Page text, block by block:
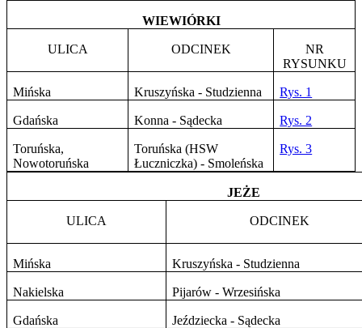
WIEWIÓRKI
ULICA ODCINEK
NR
RYSUNKU
Mińska Kruszyńska - Studzienna Rys. 1
Gdańska Konna - Sądecka Rys. 2
Toruńska,
Nowotoruńska
Toruńska (HSW
Łuczniczka) - Smoleńska
Rys. 3
JEŻE
ULICA ODCINEK
Mińska Kruszyńska - Studzienna
Nakielska Pijarów - Wrzesińska
Gdańska Jeździecka - Sądecka